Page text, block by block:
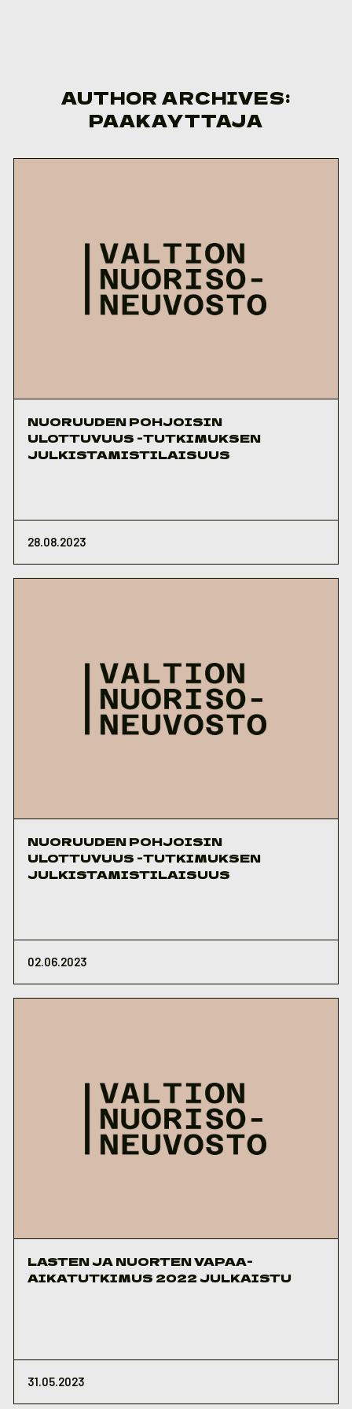
AUTHOR ARCHIVES:
PAAKAYTTAJA
NUORUUDEN POHJOISIN
ULOTTUVUUS -TUTKIMUKSEN
JULKISTAMISTILAISUUS
28.08.2023
NUORUUDEN POHJOISIN
ULOTTUVUUS -TUTKIMUKSEN
JULKISTAMISTILAISUUS
02.06.2023
LASTEN JA NUORTEN VAPAA-
AIKATUTKIMUS 2022 JULKAISTU
31.05.2023